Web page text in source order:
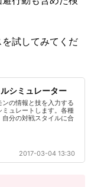
試してみてくだ
シミュレーター
の情報と技を入力する
ミュレートします。各種
分の対戦スタイルに合
2017-03-04 13:30